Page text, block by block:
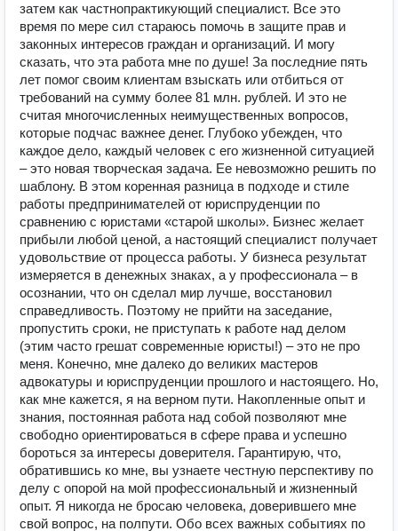
затем как частнопрактикующий специалист. Все это
время по мере сил стараюсь помочь в защите прав и
законных интересов граждан и организаций. И могу
сказать, что эта работа мне по душе! За последние пять
лет помог своим клиентам взыскать или отбиться от
требований на сумму более 81 млн. рублей. И это не
считая многочисленных неимущественных вопросов,
которые подчас важнее денег. Глубоко убежден, что
каждое дело, каждый человек с его жизненной ситуацией
– это новая творческая задача. Ее невозможно решить по
шаблону. В этом коренная разница в подходе и стиле
работы предпринимателей от юриспруденции по
сравнению с юристами «старой школы». Бизнес желает
прибыли любой ценой, а настоящий специалист получает
удовольствие от процесса работы. У бизнеса результат
измеряется в денежных знаках, а у профессионала – в
осознании, что он сделал мир лучше, восстановил
справедливость. Поэтому не прийти на заседание,
пропустить сроки, не приступать к работе над делом
(этим часто грешат современные юристы!) – это не про
меня. Конечно, мне далеко до великих мастеров
адвокатуры и юриспруденции прошлого и настоящего. Но,
как мне кажется, я на верном пути. Накопленные опыт и
знания, постоянная работа над собой позволяют мне
свободно ориентироваться в сфере права и успешно
бороться за интересы доверителя. Гарантирую, что,
обратившись ко мне, вы узнаете честную перспективу по
делу с опорой на мой профессиональный и жизненный
опыт. Я никогда не бросаю человека, доверившего мне
свой вопрос, на полпути. Обо всех важных событиях по